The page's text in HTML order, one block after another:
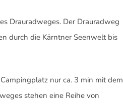
Drauradweges. Der Drauradweg
durch die Kärntner Seenwelt bis
nur ca. 3 min mit dem
stehen eine Reihe von